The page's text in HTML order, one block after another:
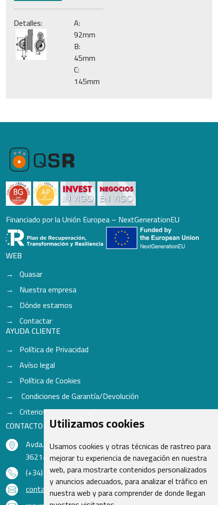
Utilizamos cookies
Usamos cookies y otras técnicas de rastreo para
mejorar tu experiencia de navegación en nuestra
web, para mostrarte contenidos personalizados
y anuncios adecuados, para analizar el tráfico en
nuestra web y para comprender de donde llegan
Detalles:
A:
92mm
B:
45mm
C:
145mm
Financiado por la Unión Europea – NextGenerationEU
WEB
Quasar
Nuestra empresa
Dónde estamos
Contactar
AYUDA CLIENTE
Política de Privacidad
Avíso legal
Política de Cookies
Condiciones de Garantía/Devolución
Criterios para aceptación de Cascos
CONTACTO
Avda. do Freixo - Sardoma, 13
36214 Vigo - Pontevedra - España
(+34) 986 48 16 33
contacto@qsr.es